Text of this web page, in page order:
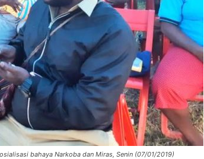
bahaya Narkoba dan Miras, Senin (07/01/2019)